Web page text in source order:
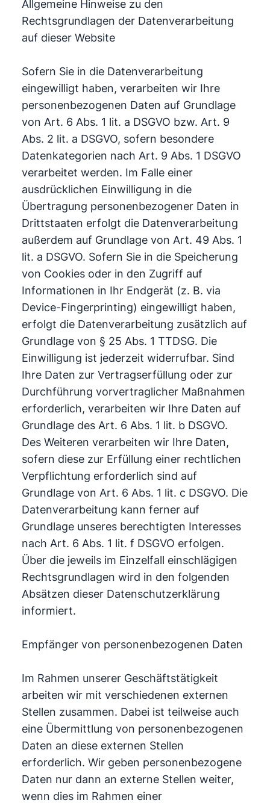
Allgemeine Hinweise zu den
Rechtsgrundlagen der Datenverarbeitung
auf dieser Website
Sofern Sie in die Datenverarbeitung
eingewilligt haben, verarbeiten wir Ihre
personenbezogenen Daten auf Grundlage
von Art. 6 Abs. 1 lit. a DSGVO bzw. Art. 9
Abs. 2 lit. a DSGVO, sofern besondere
Datenkategorien nach Art. 9 Abs. 1 DSGVO
verarbeitet werden. Im Falle einer
ausdrücklichen Einwilligung in die
Übertragung personenbezogener Daten in
Drittstaaten erfolgt die Datenverarbeitung
außerdem auf Grundlage von Art. 49 Abs. 1
lit. a DSGVO. Sofern Sie in die Speicherung
von Cookies oder in den Zugriff auf
Informationen in Ihr Endgerät (z. B. via
Device-Fingerprinting) eingewilligt haben,
erfolgt die Datenverarbeitung zusätzlich auf
Grundlage von § 25 Abs. 1 TTDSG. Die
Einwilligung ist jederzeit widerrufbar. Sind
Ihre Daten zur Vertragserfüllung oder zur
Durchführung vorvertraglicher Maßnahmen
erforderlich, verarbeiten wir Ihre Daten auf
Grundlage des Art. 6 Abs. 1 lit. b DSGVO.
Des Weiteren verarbeiten wir Ihre Daten,
sofern diese zur Erfüllung einer rechtlichen
Verpflichtung erforderlich sind auf
Grundlage von Art. 6 Abs. 1 lit. c DSGVO. Die
Datenverarbeitung kann ferner auf
Grundlage unseres berechtigten Interesses
nach Art. 6 Abs. 1 lit. f DSGVO erfolgen.
Über die jeweils im Einzelfall einschlägigen
Rechtsgrundlagen wird in den folgenden
Absätzen dieser Datenschutzerklärung
informiert.
Empfänger von personenbezogenen Daten
Im Rahmen unserer Geschäftstätigkeit
arbeiten wir mit verschiedenen externen
Stellen zusammen. Dabei ist teilweise auch
eine Übermittlung von personenbezogenen
Daten an diese externen Stellen
erforderlich. Wir geben personenbezogene
Daten nur dann an externe Stellen weiter,
wenn dies im Rahmen einer